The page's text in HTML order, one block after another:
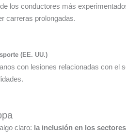
los conductores más
carreras prolongadas.
(EE. UU.)
con lesiones relacionadas con el
claro: la inclusión en los